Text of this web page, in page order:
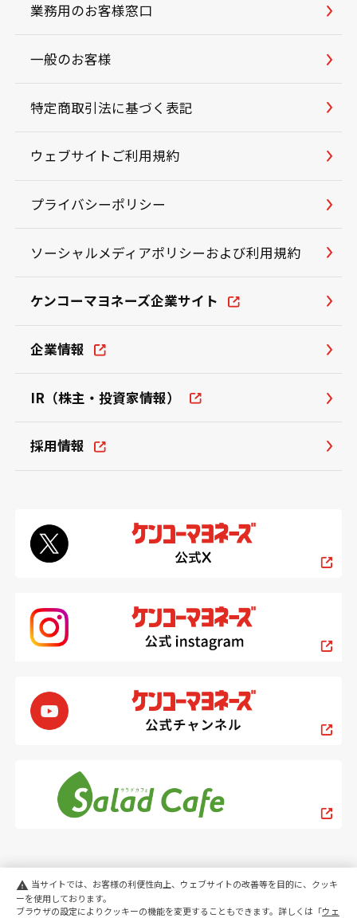
業務用のお客様窓口
一般のお客様
特定商取引法に基づく表記
ウェブサイトご利用規約
プライバシーポリシー
ソーシャルメディアポリシーおよび利用規約
ケンコーマヨネーズ企業サイト
企業情報
IR（株主・投資家情報）
採用情報
warning 当サイトでは、お客様の利便性向上、ウェブサイトの改善等を目的に、クッキ
ーを使用しております。
ブラウザの設定によりクッキーの機能を変更することもできます。詳しくは「ウェ